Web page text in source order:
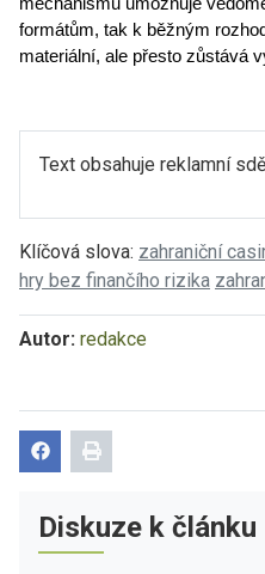
formátům, tak k běžným
materiální, ale přesto zůstává
Text obsahuje reklamní
Klíčová slova: zahraniční
hry bez finančího rizika
Autor: redakce
Diskuze k článku